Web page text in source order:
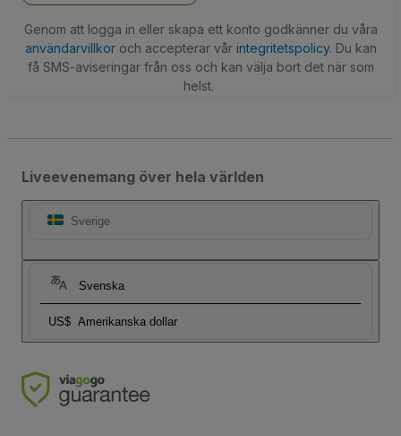
Genom att logga in eller skapa ett konto godkänner du våra
användarvillkoroch accepterar vår integritetspolicy. Du kan
få SMS-aviseringar från oss och kan välja bort det när som
helst.
Liveevenemang över hela världen
Sverige
Svenska
US$ Amerikanska dollar